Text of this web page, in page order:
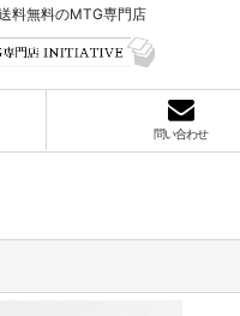
料無料のMTG専門店
問い合わせ